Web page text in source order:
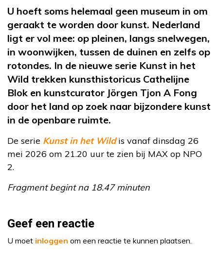
U hoeft soms helemaal geen museum in om
geraakt te worden door kunst. Nederland
ligt er vol mee: op pleinen, langs snelwegen,
in woonwijken, tussen de duinen en zelfs op
rotondes. In de nieuwe serie Kunst in het
Wild trekken kunsthistoricus Cathelijne
Blok en kunstcurator Jörgen Tjon A Fong
door het land op zoek naar bijzondere kunst
in de openbare ruimte.
De serie Kunst in het Wildis vanaf dinsdag 26
mei 2026 om 21.20 uur te zien bij MAX op NPO
2.
Fragment begint na 18.47 minuten
Geef een reactie
U moet inloggen om een reactie te kunnen plaatsen.